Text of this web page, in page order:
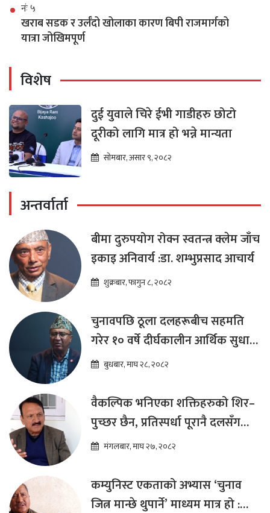
नंः ५
खराब सडक र उर्लँदो खोलाका कारण बिपी राजमार्गको
यात्रा जोखिमपूर्ण
विशेष
दुई युवाले चिरे ईभी गाडीहरु छोटो
दूरीको लागि मात्र हो भन्ने मान्यता
सोमबार, असार ९, २०८२
अन्तर्वार्ता
बीमा दुरुपयोग रोक्न स्वतन्त्र क्लेम जाँच
इकाइ अनिवार्य :डा. शम्भुप्रसाद आचार्य
शुक्रबार, फागुन ८, २०८२
चुनावपछि ठूला दलहरूबीच सहमति
गरेर १० वर्षे दीर्घकालीन आर्थिक सुधार
कार्यक्रम ल्याउनुपर्छ : हेमराज ढकाल
बुधबार, माघ २८, २०८२
वैकल्पिक भनिएका शक्तिहरुको शिर–
पुच्छर छैन, प्रतिस्पर्धा पूरानै दलसँग
हुन्छ : डा.प्रकाश शरण महत
मंगलबार, माघ २७, २०८२
कम्युनिस्ट एकताको अभ्यास ‘चुनाव
जित्न मान्छे थुपार्ने’ माध्यम मात्र हो :